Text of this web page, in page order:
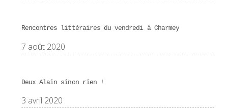
Rencontres littéraires du vendredi à Charmey
7 août 2020
Deux Alain sinon rien !
3 avril 2020